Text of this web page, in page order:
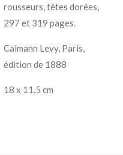
rousseurs, têtes dorées,
297 et 319 pages.
Calmann Levy, Paris,
édition de 1888
18 x 11,5 cm